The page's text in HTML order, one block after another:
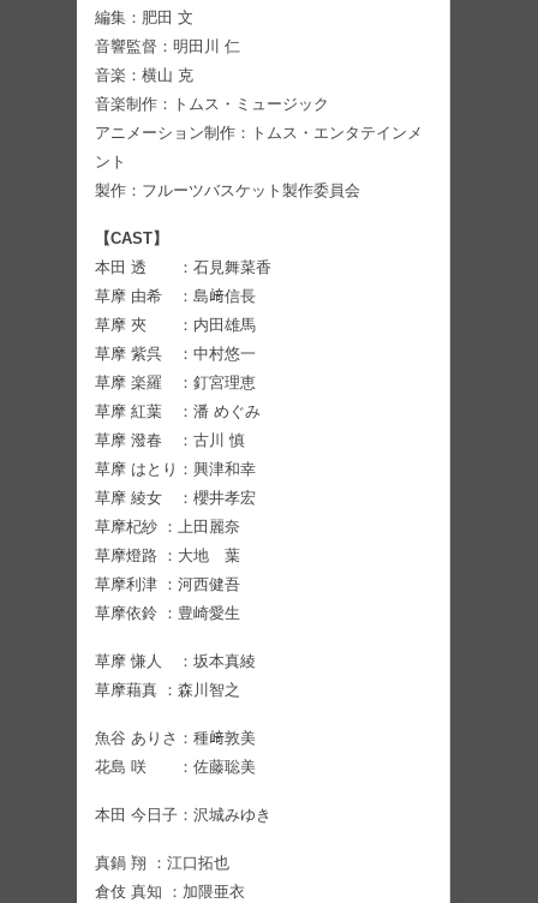
編集：肥田 文
音響監督：明田川 仁
音楽：横山 克
音楽制作：トムス・ミュージック
アニメーション制作：トムス・エンタテインメ
ント
製作：フルーツバスケット製作委員会
【CAST】
本田 透 ：石見舞菜香
草摩 由希 ：島﨑信長
草摩 夾 ：内田雄馬
草摩 紫呉 ：中村悠一
草摩 楽羅 ：釘宮理恵
草摩 紅葉 ：潘 めぐみ
草摩 潑春 ：古川 慎
草摩 はとり：興津和幸
草摩 綾女 ：櫻井孝宏
草摩杞紗 ：上田麗奈
草摩燈路 ：大地 葉
草摩利津 ：河西健吾
草摩依鈴 ：豊崎愛生
草摩 慊人 ：坂本真綾
草摩藉真 ：森川智之
魚谷 ありさ：種﨑敦美
花島 咲 ：佐藤聡美
本田 今日子：沢城みゆき
真鍋 翔 ：江口拓也
倉伎 真知 ：加隈亜衣